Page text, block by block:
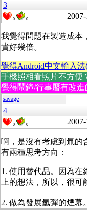
3
0 0
我覺得問題在製造成本
貴好幾倍。
覺得Android中文輸入
手機照相看照片不方便
覺得鬧鐘/行事曆有改
savage
4
0 0
啊，是沒有考慮到氚的
有兩種思考方向：
1. 使用替代品。因為
上的想法，所以，很可
2. 做為發展氫彈的煙幕。